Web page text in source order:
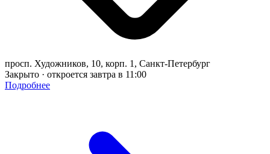
просп. Художников, 10, корп. 1, Санкт-Петербург
Закрыто · откроется завтра в 11:00
Подробнее